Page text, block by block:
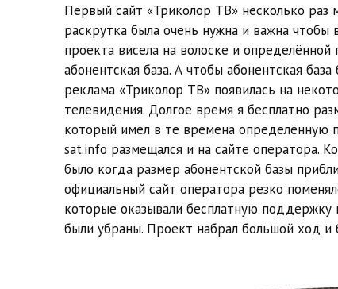
Первый сайт «Триколор ТВ» несколько раз
раскрутка была очень нужна и важна
проекта висела на волоске и
абонентская база. А чтобы абонентская
реклама «Триколор ТВ» появилась на
телевидения. Долгое время я бесплатно
который имел в те времена определённую
sat.info размещался и на сайте оператора.
было когда размер абонентской базы
официальный сайт оператора резко
которые оказывали бесплатную
были убраны. Проект набрал большой ход